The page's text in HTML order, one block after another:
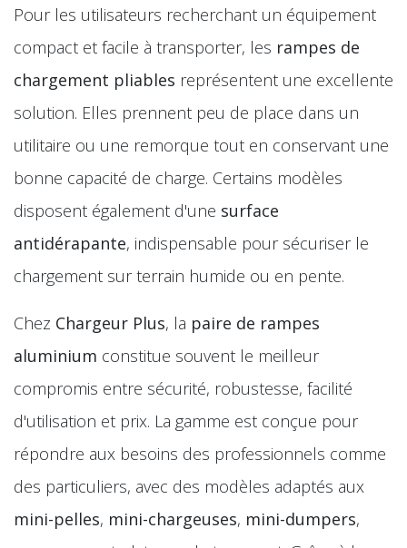
Pour les utilisateurs recherchant un équipement
compact et facile à transporter, les rampes de
chargement pliables représentent une excellente
solution. Elles prennent peu de place dans un
utilitaire ou une remorque tout en conservant une
bonne capacité de charge. Certains modèles
disposent également d'une surface
antidérapante, indispensable pour sécuriser le
chargement sur terrain humide ou en pente.
Chez Chargeur Plus, la paire de rampes
aluminium constitue souvent le meilleur
compromis entre sécurité, robustesse, facilité
d'utilisation et prix. La gamme est conçue pour
répondre aux besoins des professionnels comme
des particuliers, avec des modèles adaptés aux
mini-pelles, mini-chargeuses, mini-dumpers,